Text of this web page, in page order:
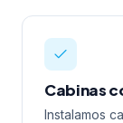
Cabinas
Instalamos